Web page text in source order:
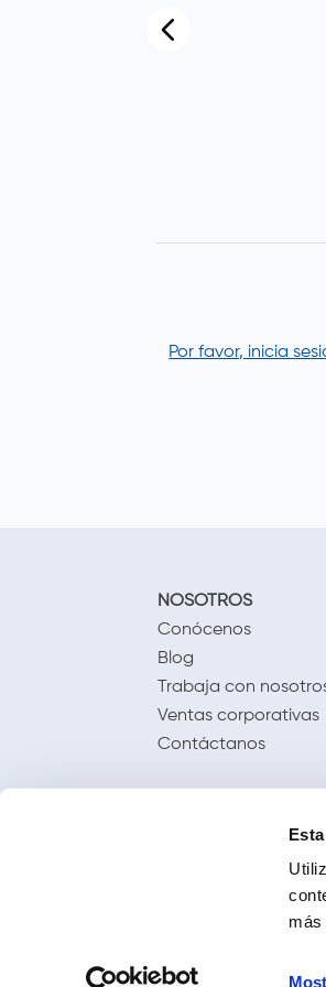
más
Por favor, inicia
NOSOTROS
Conócenos
Blog
Trabaja con
Ventas corporativas
Contáctanos